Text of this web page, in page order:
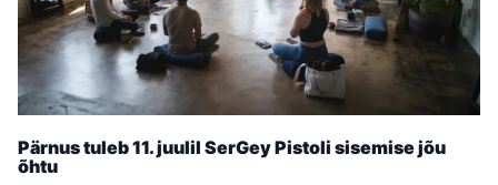
Pärnus tuleb 11. juulil SerGey Pistoli sisemise jõu
õhtu